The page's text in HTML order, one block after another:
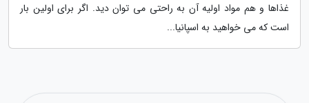
غذاها و هم مواد اولیه آن به راحتی می توان دید. اگر برای اولین بار
است که می خواهید به اسپانیا...